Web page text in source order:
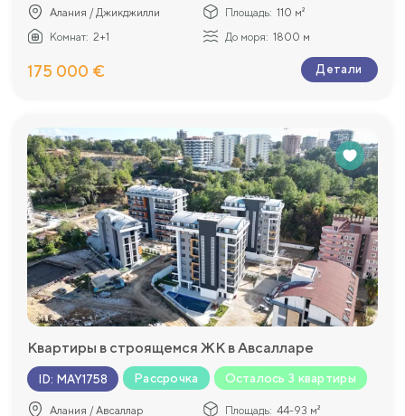
Алания / Джикджилли Площадь: 110 м²
Комнат: 2+1 До моря: 1800 м
175 000 € Детали
Квартиры в строящемся ЖК в Авсалларе
ID: MAY1758 Рассрочка Осталось 3 квартиры
Алания / Авсаллар Площадь: 44-93 м²